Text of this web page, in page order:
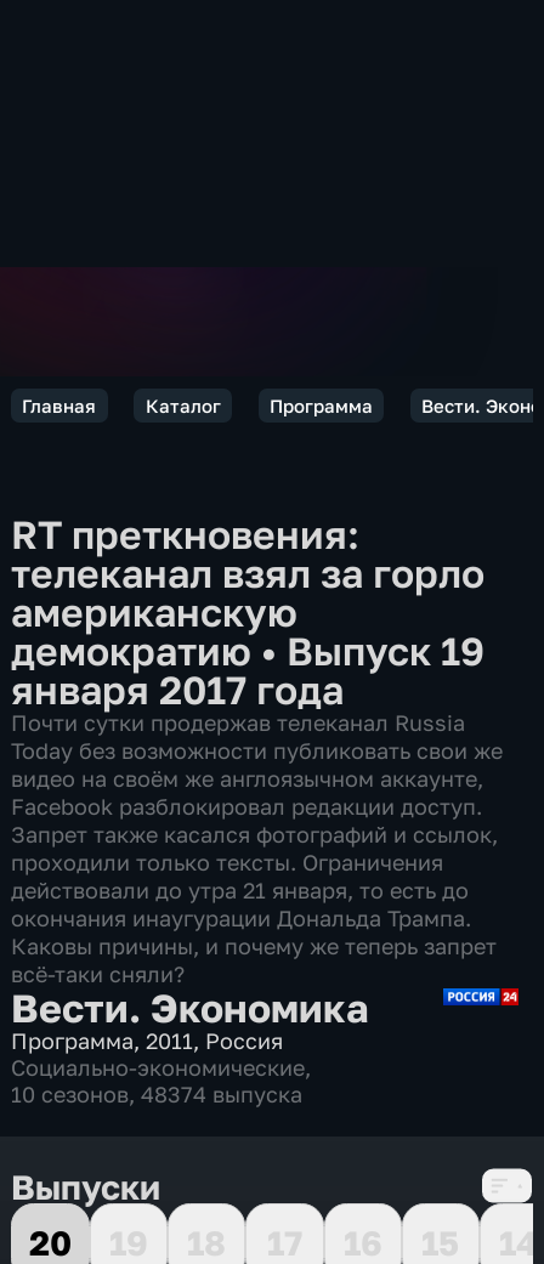
Главная Каталог Программа Вести.
RT преткновения:
телеканал взял за горло
американскую
демократию• Выпуск 19
января 2017 года
Почти сутки продержав телеканал Russia
Today без возможности публиковать свои же
видео на своём же англоязычном аккаунте,
Facebook разблокировал редакции доступ.
Запрет также касался фотографий и ссылок,
проходили только тексты. Ограничения
действовали до утра 21 января, то есть до
окончания инаугурации Дональда Трампа.
Каковы причины, и почему же теперь запрет
всё-таки сняли?
Вести. Экономика
Программа,2011, Россия
Социально-экономические,
10 сезонов, 48374 выпуска
Выпуски
20
19 18 17 16 15
14